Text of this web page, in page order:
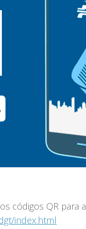
códigos QR para
index.html